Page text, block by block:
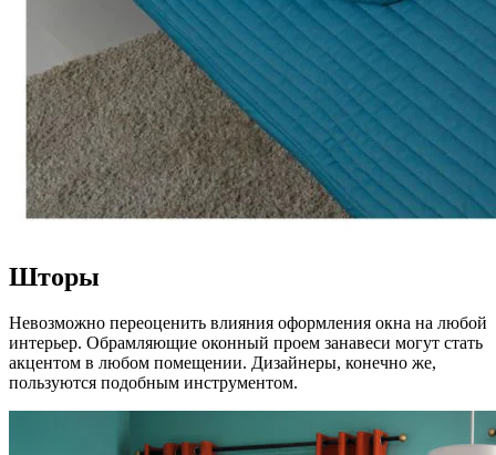
Шторы
Невозможно переоценить влияния оформления окна на любой
интерьер. Обрамляющие оконный проем занавеси могут стать
акцентом в любом помещении. Дизайнеры, конечно же,
пользуются подобным инструментом.